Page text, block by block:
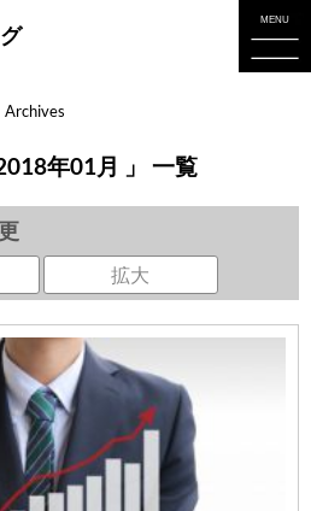
Archives
年01月 」 一覧
拡大